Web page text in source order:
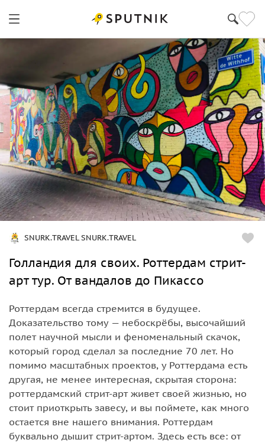
SNURK.TRAVEL SNURK.TRAVEL
Голландия для своих. Роттердам стрит-
арт тур. От вандалов до Пикассо
Роттердам всегда стремится в будущее.
Доказательство тому — небоскрёбы, высочайший
полет научной мысли и феноменальный скачок,
который город сделал за последние 70 лет. Но
помимо масштабных проектов, у Роттердама есть
другая, не менее интересная, скрытая сторона:
роттердамский стрит-арт живет своей жизнью, но
стоит приоткрыть завесу, и вы поймете, как много
остается вне нашего внимания. Роттердам
буквально дышит стрит-артом. Здесь есть все: от